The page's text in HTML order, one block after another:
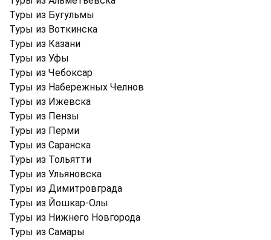
Туры из Бугульмы
Туры из Воткинска
Туры из Казани
Туры из Уфы
Туры из Чебоксар
Туры из Набережных Челнов
Туры из Ижевска
Туры из Пензы
Туры из Перми
Туры из Саранска
Туры из Тольятти
Туры из Ульяновска
Туры из Димитровграда
Туры из Йошкар-Олы
Туры из Нижнего Новгорода
Туры из Самары